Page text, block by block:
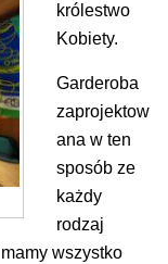
królestwo
Kobiety.
Garderoba
zaprojektow
ana w ten
sposób ze
każdy
rodzaj
wszystko